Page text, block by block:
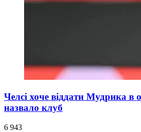
Челсі хоче віддати Мудрика в
назвало клуб
6 943